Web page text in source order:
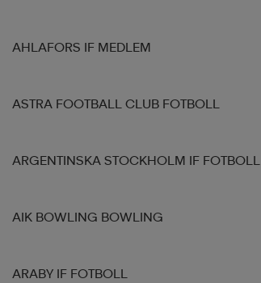
AHLAFORS IF MEDLEM
ASTRA FOOTBALL CLUB FOTBOLL
ARGENTINSKA STOCKHOLM IF FOTBOLL
AIK BOWLING BOWLING
ARABY IF FOTBOLL